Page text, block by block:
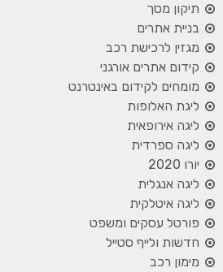
תיקון מסך
בניית אתרים
מגזין לרכישת רכב
קידום אתרים אורגני
מומחים לקידום באינטרנט
ליגת האלופות
ליגה אירופאית
ליגה ספרדית
יורו 2020
ליגה אנגלית
ליגה איטלקית
פורטל עסקים ומשפט
חדשות ולייף סטייל
מימון רכב